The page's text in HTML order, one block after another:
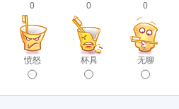
0
愤怒
0
杯具
0
无聊